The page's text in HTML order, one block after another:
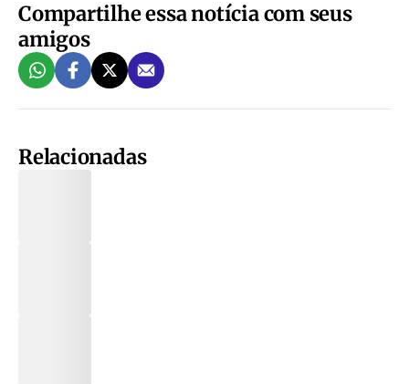
Compartilhe essa notícia com seus
amigos
Relacionadas